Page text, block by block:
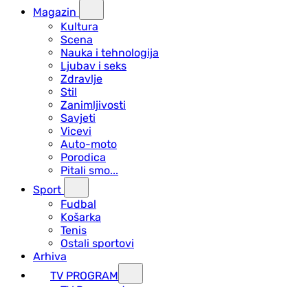
Magazin
Kultura
Scena
Nauka i tehnologija
Ljubav i seks
Zdravlje
Stil
Zanimljivosti
Savjeti
Vicevi
Auto-moto
Porodica
Pitali smo...
Sport
Fudbal
Košarka
Tenis
Ostali sportovi
Arhiva
TV PROGRAM